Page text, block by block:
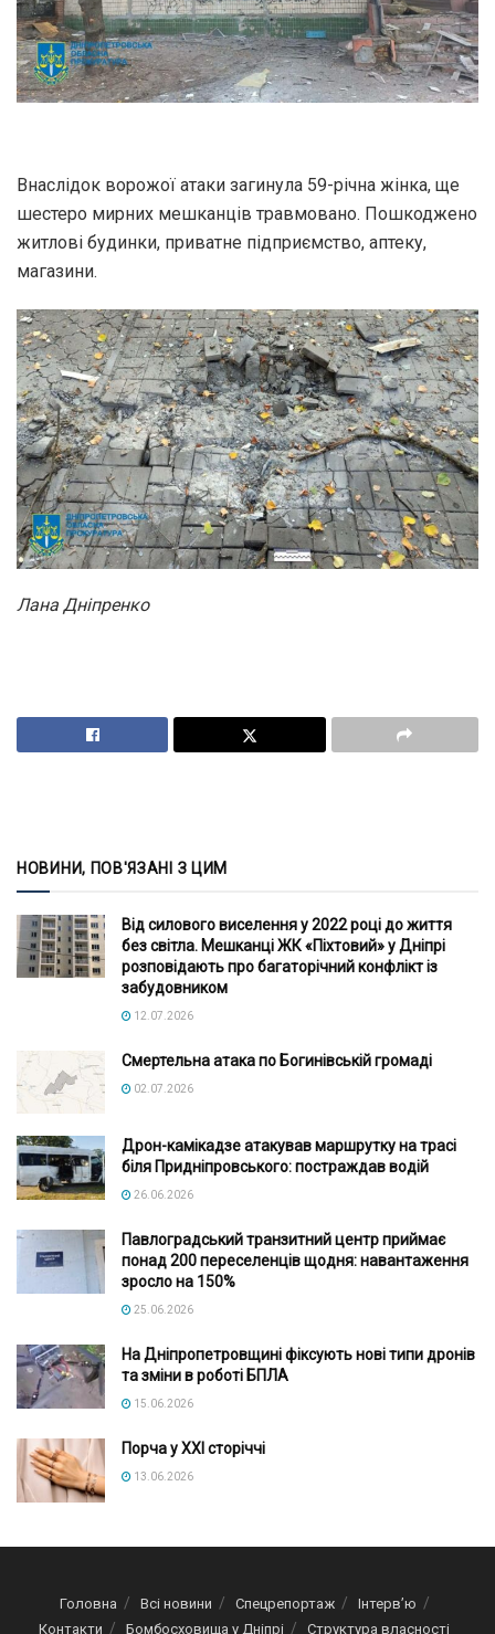
Внаслідок ворожої атаки загинула 59-річна жінка, ще
шестеро мирних мешканців травмовано. Пошкоджено
житлові будинки, приватне підприємство, аптеку,
магазини.
Лана Дніпренко
НОВИНИ, ПОВ'ЯЗАНІ З ЦИМ
Від силового виселення у 2022 році до життя
без світла. Мешканці ЖК «Піхтовий» у Дніпрі
розповідають про багаторічний конфлікт із
забудовником
12.07.2026
Смертельна атака по Богинівській громаді
02.07.2026
Дрон-камікадзе атакував маршрутку на трасі
біля Придніпровського: постраждав водій
26.06.2026
Павлоградський транзитний центр приймає
понад 200 переселенців щодня: навантаження
зросло на 150%
25.06.2026
На Дніпропетровщині фіксують нові типи дронів
та зміни в роботі БПЛА
15.06.2026
Порча у XXI сторіччі
13.06.2026
Головна Всі новини Спецрепортаж
Інтерв’ю
Контакти
Бомбосховища у Дніпрі Структура власності